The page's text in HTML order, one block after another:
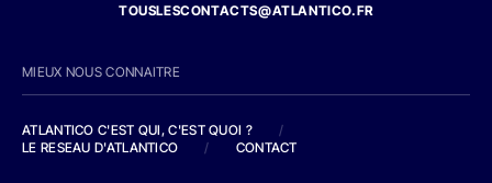
TOUSLESCONTACTS@ATLANTICO.FR
MIEUX NOUS CONNAITRE
ATLANTICO C'EST QUI, C'EST QUOI ?
/
LE RESEAU D'ATLANTICO
/ CONTACT